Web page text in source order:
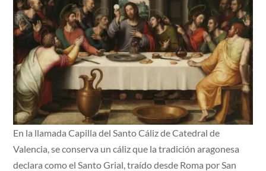
En la llamada Capilla del Santo Cáliz de Catedral de
Valencia, se conserva un cáliz que la tradición aragonesa
declara como el Santo Grial, traído desde Roma por San